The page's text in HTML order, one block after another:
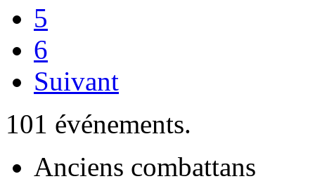
5
6
Suivant
101 événements.
Anciens combattans